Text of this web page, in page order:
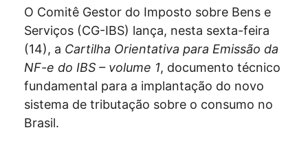
O Comitê Gestor do Imposto sobre Bens e
Serviços (CG-IBS) lança, nesta sexta-feira
(14), a Cartilha Orientativa para Emissão da
NF-e do IBS – volume 1, documento técnico
fundamental para a implantação do novo
sistema de tributação sobre o consumo no
Brasil.